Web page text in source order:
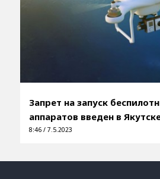
Запрет на запуск
аппаратов введен в
8:46 / 7.5.2023